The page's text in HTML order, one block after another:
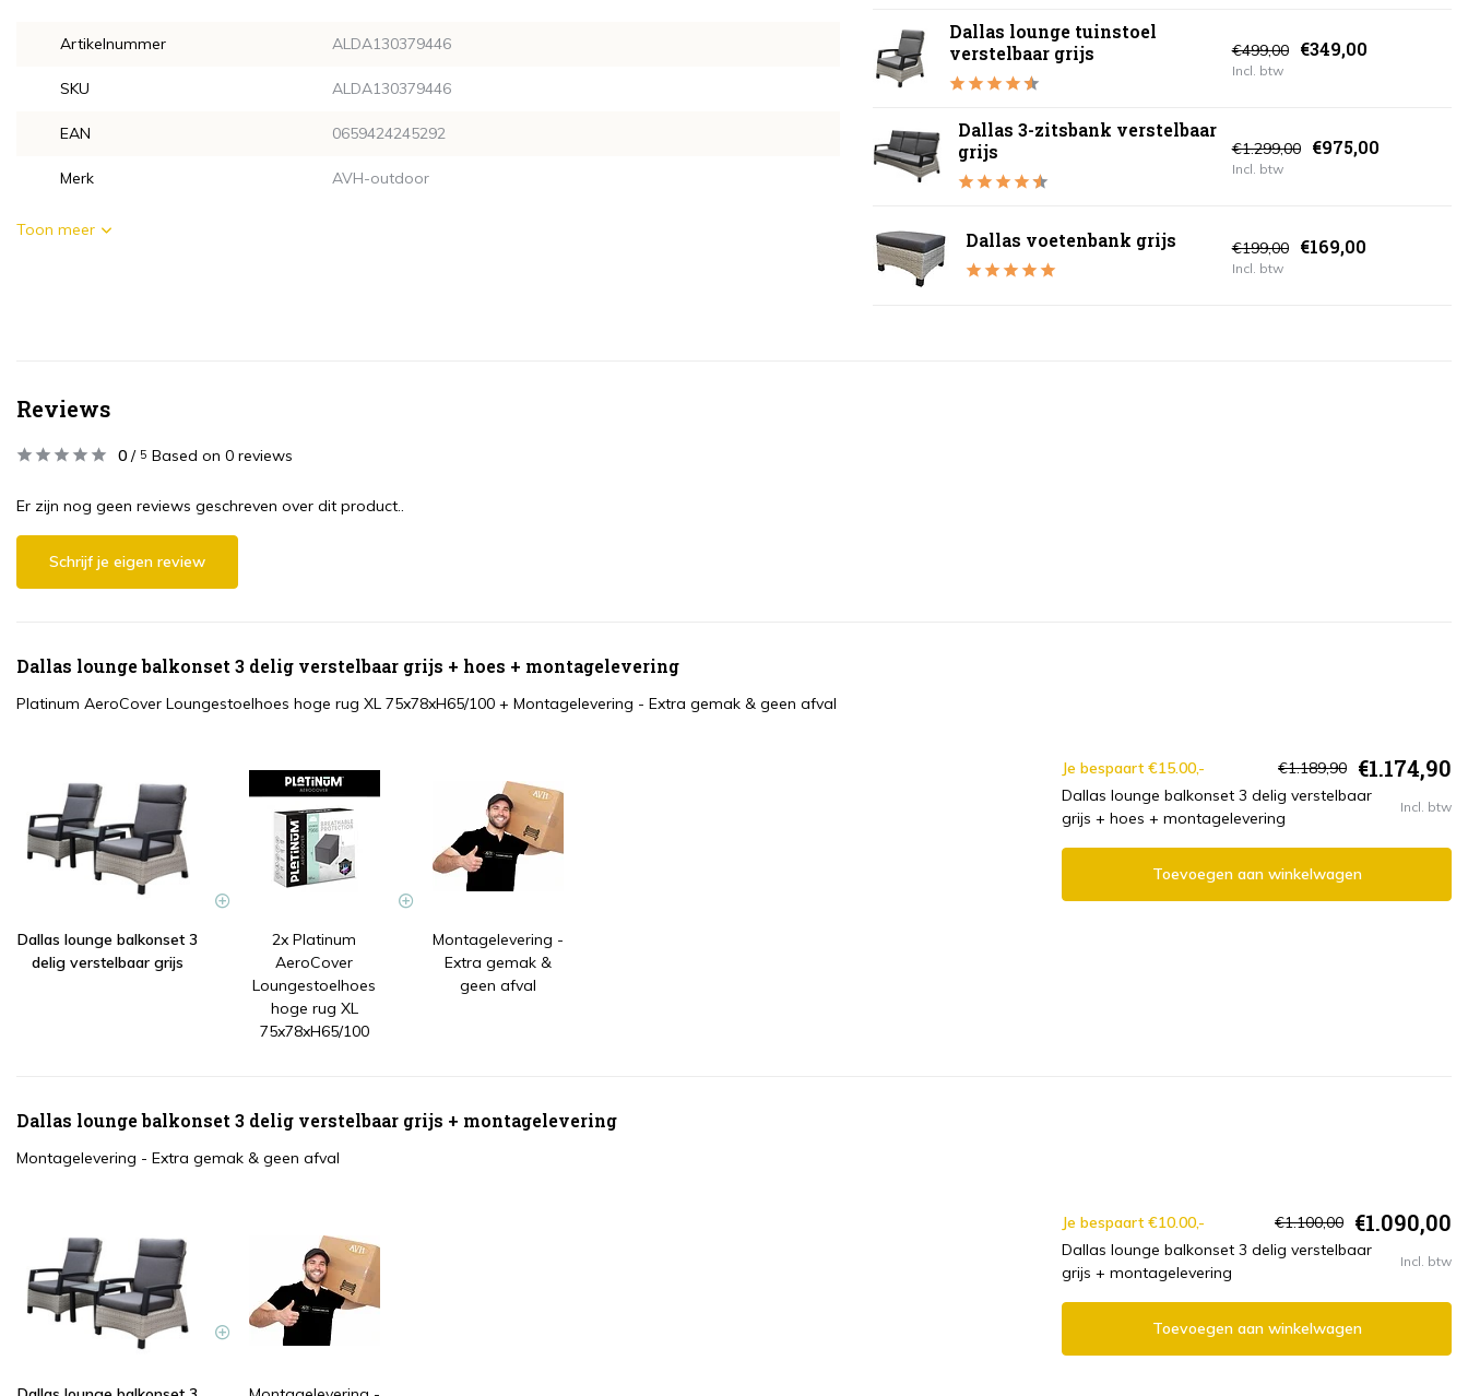
Artikelnummer ALDA130379446
SKU ALDA130379446
EAN 0659424245292
Merk AVH-outdoor
Toon meer
Dallas lounge tuinstoel
verstelbaar grijs
€499,00 €349,00
Incl. btw
Dallas 3-zitsbank verstelbaar
grijs
€1.299,00 €975,00
Incl. btw
Dallas voetenbank grijs €199,00 €169,00
Incl. btw
Reviews
0 / 5 Based on 0 reviews
Er zijn nog geen reviews geschreven over dit product..
Schrijf je eigen review
Dallas lounge balkonset 3 delig verstelbaar grijs + hoes + montagelevering
Platinum AeroCover Loungestoelhoes hoge rug XL 75x78xH65/100 + Montagelevering - Extra gemak & geen afval
Dallas lounge balkonset 3
delig verstelbaar grijs
2x Platinum
AeroCover
Loungestoelhoes
hoge rug XL
75x78xH65/100
Montagelevering -
Extra gemak &
geen afval
Je bespaart €15.00,- €1.189,90 €1.174,90
Dallas lounge balkonset 3 delig verstelbaar
grijs + hoes + montagelevering
Incl. btw
Toevoegen aan winkelwagen
Dallas lounge balkonset 3 delig verstelbaar grijs + montagelevering
Montagelevering - Extra gemak & geen afval
Je bespaart €10.00,- €1.100,00 €1.090,00
Dallas lounge balkonset 3 delig verstelbaar
grijs + montagelevering
Incl. btw
Toevoegen aan winkelwagen